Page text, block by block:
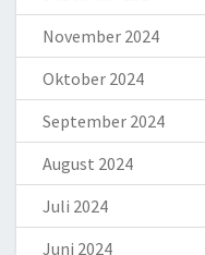
November 2024
Oktober 2024
September 2024
August 2024
Juli 2024
Juni 2024